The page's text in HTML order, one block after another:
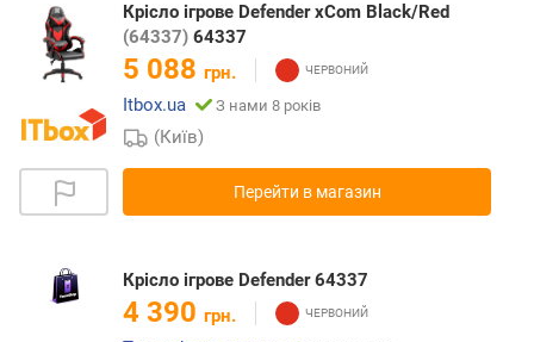
Крісло ігрове Defender xCom Black/Red
(64337) 64337
5 088 грн.
Itbox.ua
З нами 8 років
(Київ)
Перейти в магазин
Крісло ігрове Defender 64337
4 390 грн.